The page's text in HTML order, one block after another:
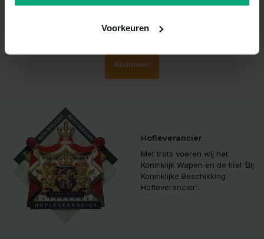
Voorkeuren
Schrijf je nu in voor onze nieuwsbrief
Abonneer
Hofleverancier
Met trots voeren wij het
Koninklijk Wapen en de titel ‘Bij
Koninklijke Beschikking
Hofleverancier'.